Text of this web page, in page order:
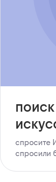
спросите
спросили